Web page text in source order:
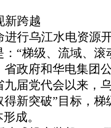
新跨越
进行乌江水电资源
“梯级、流域、
省政府和华电集团
九届党代会以来，
新突破”目标，
成。